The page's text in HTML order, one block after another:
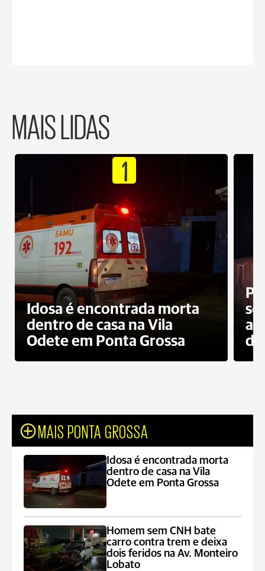
MAIS LIDAS
1
Idosa é encontrada morta
dentro de casa na Vila
Odete em Ponta Grossa
do
MAIS PONTA GROSSA
Idosa é encontrada morta
dentro de casa na Vila
Odete em Ponta Grossa
Homem sem CNH bate
carro contra trem e deixa
dois feridos na Av. Monteiro
Lobato